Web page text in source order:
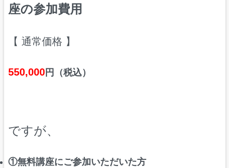
座の参加費用
【 通常価格 】
550,000円（税込）
ですが、
①無料講座にご参加いただいた方